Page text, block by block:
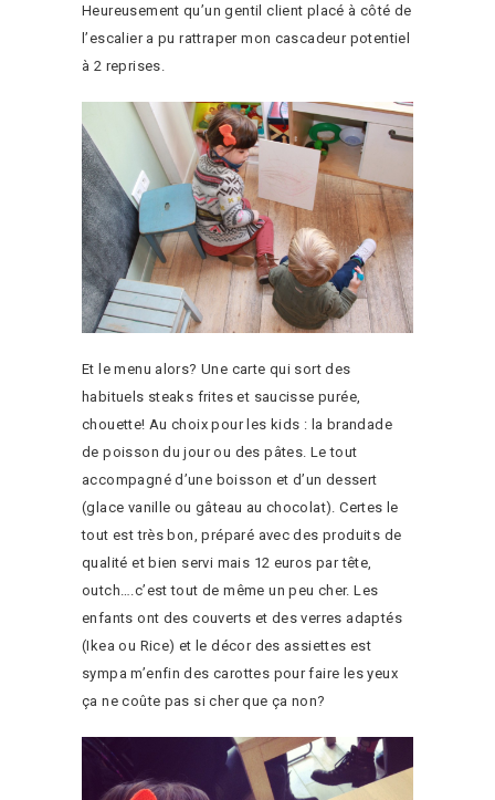
Heureusement qu’un gentil client placé à côté de
l’escalier a pu rattraper mon cascadeur potentiel
à 2 reprises.
Et le menu alors? Une carte qui sort des
habituels steaks frites et saucisse purée,
chouette! Au choix pour les kids : la brandade
de poisson du jour ou des pâtes. Le tout
accompagné d’une boisson et d’un dessert
(glace vanille ou gâteau au chocolat). Certes le
tout est très bon, préparé avec des produits de
qualité et bien servi mais 12 euros par tête,
outch….c’est tout de même un peu cher. Les
enfants ont des couverts et des verres adaptés
(Ikea ou Rice) et le décor des assiettes est
sympa m’enfin des carottes pour faire les yeux
ça ne coûte pas si cher que ça non?